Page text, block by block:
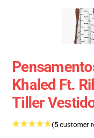
Khaled Ft.
Tiller
(5 customer